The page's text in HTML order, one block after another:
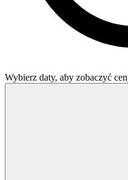
Wybierz daty, aby zobaczyć